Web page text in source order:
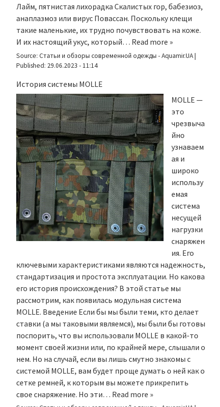
Лайм, пятнистая лихорадка Скалистых гор, бабезиоз,
анаплазмоз или вирус Повассан. Поскольку клещи
такие маленькие, их трудно почувствовать на коже.
И их настоящий укус, который… Read more »
Source: Статьи и обзоры современной одежды - Aquamir.UA|
Published: 29.06.2023 - 11:14
История системы MOLLE
MOLLE —
это
чрезвыча
йно
узнаваем
ая и
широко
использу
емая
система
несущей
нагрузки
снаряжен
ия. Его
ключевыми характеристиками являются надежность,
стандартизация и простота эксплуатации. Но какова
его история происхождения? В этой статье мы
рассмотрим, как появилась модульная система
MOLLE. Введение Если бы мы были теми, кто делает
ставки (а мы таковыми являемся), мы были бы готовы
поспорить, что вы использовали MOLLE в какой-то
момент своей жизни или, по крайней мере, слышали о
нем. Но на случай, если вы лишь смутно знакомы с
системой MOLLE, вам будет проще думать о ней как о
сетке ремней, к которым вы можете прикрепить
свое снаряжение. Но эти… Read more »